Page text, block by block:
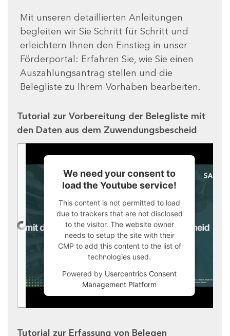
Mit unseren detaillierten Anleitungen
begleiten wir Sie Schritt für Schritt und
erleichtern Ihnen den Einstieg in unser
Förderportal: Erfahren Sie, wie Sie einen
Auszahlungsantrag stellen und die
Belegliste zu Ihrem Vorhaben bearbeiten.
Tutorial zur Vorbereitung der Belegliste mit
den Daten aus dem Zuwendungsbescheid
We need your consent to
load the Youtube service!
This content is not permitted to load
due to trackers that are not disclosed
to the visitor. The website owner
needs to setup the site with their
CMP to add this content to the list of
technologies used.
Powered by Usercentrics Consent
Management Platform
Tutorial zur Erfassung von Belegen